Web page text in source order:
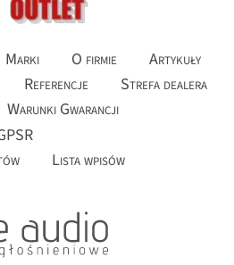
Marki O firmie
Artykuły
Referencje
Strefa dealera
Warunki Gwarancji
Lista wpisów